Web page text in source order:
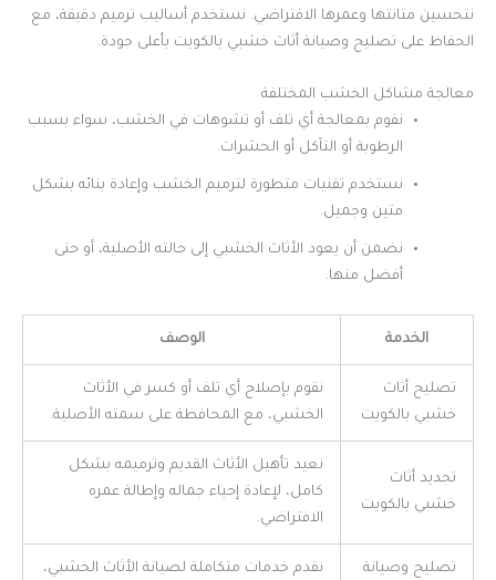
نتحسين متانتها وعمرها الافتراضي. نستخدم أساليب ترميم دقيقة، مع
الحفاظ على تصليح وصيانة أثاث خشبي بالكويت بأعلى جودة.
معالجة مشاكل الخشب المختلفة
نقوم بمعالجة أي تلف أو تشوهات في الخشب، سواء بسبب
الرطوبة أو التآكل أو الحشرات.
نستخدم تقنيات متطورة لترميم الخشب وإعادة بنائه بشكل
متين وجميل.
نضمن أن يعود الأثاث الخشبي إلى حالته الأصلية، أو حتى
أفضل منها.
الخدمة الوصف
تصليح أثاث
خشبي بالكويت
نقوم بإصلاح أي تلف أو كسر في الأثاث
الخشبي، مع المحافظة على سمته الأصلية.
تجديد أثاث
خشبي بالكويت
نعيد تأهيل الأثاث القديم وترميمه بشكل
كامل، لإعادة إحياء جماله وإطالة عمره
الافتراضي.
تصليح وصيانة نقدم خدمات متكاملة لصيانة الأثاث الخشبي،